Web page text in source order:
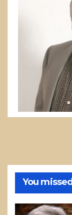
You missed